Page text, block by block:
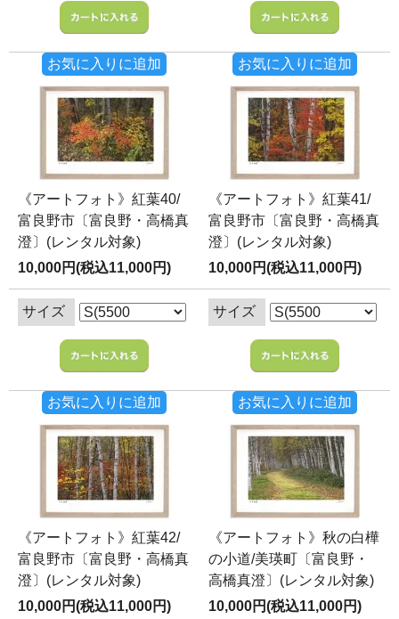
お気に入りに追加 お気に入りに追加
《アートフォト》紅葉40/
富良野市〔富良野・高橋真
澄〕(レンタル対象)
10,000円(税込11,000円)
サイズ
お気に入りに追加
《アートフォト》紅葉41/
富良野市〔富良野・高橋真
澄〕(レンタル対象)
10,000円(税込11,000円)
サイズ
お気に入りに追加
《アートフォト》紅葉42/
富良野市〔富良野・高橋真
澄〕(レンタル対象)
10,000円(税込11,000円)
《アートフォト》秋の白樺
の小道/美瑛町〔富良野・
高橋真澄〕(レンタル対象)
10,000円(税込11,000円)